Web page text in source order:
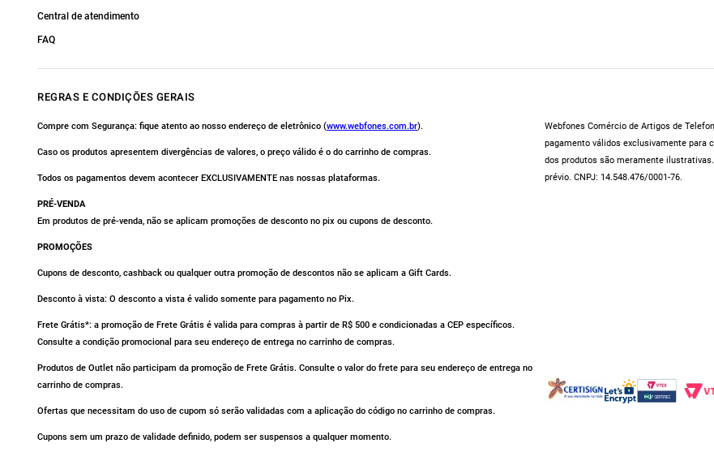
Central de atendimento
FAQ
REGRAS E CONDIÇÕES GERAIS
Compre com Segurança: fique atento ao nosso endereço de eletrônico (www.webfones.com.br).
Caso os produtos apresentem divergências de valores, o preço válido é o do carrinho de compras.
Todos os pagamentos devem acontecer EXCLUSIVAMENTE nas nossas plataformas.
PRÉ-VENDA
Em produtos de pré-venda, não se aplicam promoções de desconto no pix ou cupons de desconto.
PROMOÇÕES
Cupons de desconto, cashback ou qualquer outra promoção de descontos não se aplicam a Gift Cards.
Desconto à vista: O desconto a vista é valido somente para pagamento no Pix.
Frete Grátis*: a promoção de Frete Grátis é valida para compras à partir de R$ 500 e condicionadas a CEP específicos.
Consulte a condição promocional para seu endereço de entrega no carrinho de compras.
Produtos de Outlet não participam da promoção de Frete Grátis. Consulte o valor do frete para seu endereço de entrega no
carrinho de compras.
Ofertas que necessitam do uso de cupom só serão validadas com a aplicação do código no carrinho de compras.
Cupons sem um prazo de validade definido, podem ser suspensos a qualquer momento.
Webfones Comércio de Artigos de
pagamento válidos exclusivamente para
dos produtos são meramente
prévio. CNPJ: 14.548.476/0001-76.